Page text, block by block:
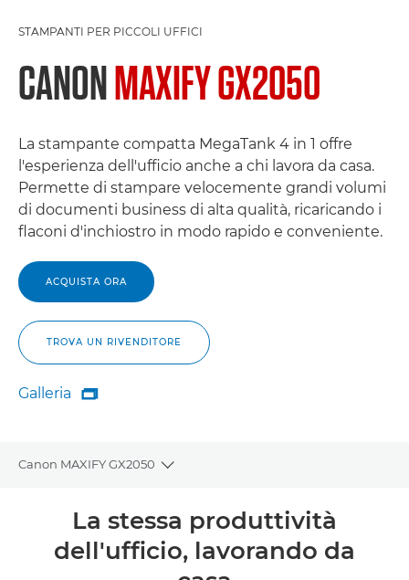
STAMPANTI PER PICCOLI UFFICI
CANONMAXIFY GX2050
La stampante compatta MegaTank 4 in 1 offre
l'esperienza dell'ufficio anche a chi lavora da casa.
Permette di stampare velocemente grandi volumi
di documenti business di alta qualità, ricaricando i
flaconi d'inchiostro in modo rapido e conveniente.
ACQUISTA ORA
TROVA UN RIVENDITORE
Galleria
Galleria

Canon MAXIFY GX2050
Toggle breadcrumbs
Panoramica
Caratteristiche
La stessa produttività
dell'ufficio, lavorando da